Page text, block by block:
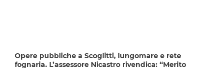
Opere pubbliche a Scoglitti, lungomare e rete
fognaria. L’assessore Nicastro rivendica: “Merito